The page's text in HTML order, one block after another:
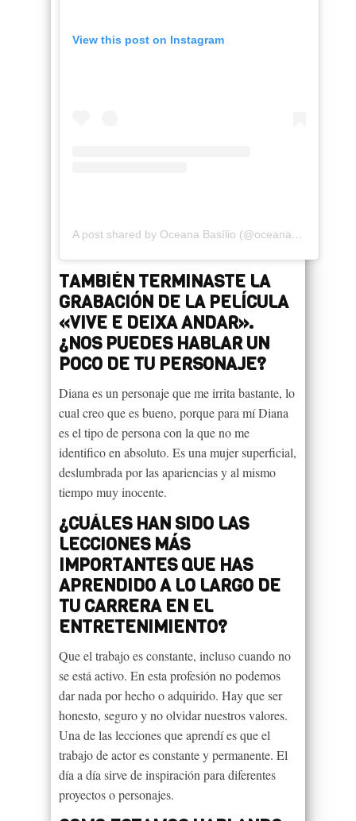
View this post on Instagram
A post shared by Oceana Basílio (@oceanabasilio)
TAMBIÉN TERMINASTE LA
GRABACIÓN DE LA PELÍCULA
«VIVE E DEIXA ANDAR».
¿NOS PUEDES HABLAR UN
POCO DE TU PERSONAJE?
Diana es un personaje que me irrita bastante, lo
cual creo que es bueno, porque para mí Diana
es el tipo de persona con la que no me
identifico en absoluto. Es una mujer superficial,
deslumbrada por las apariencias y al mismo
tiempo muy inocente.
¿CUÁLES HAN SIDO LAS
LECCIONES MÁS
IMPORTANTES QUE HAS
APRENDIDO A LO LARGO DE
TU CARRERA EN EL
ENTRETENIMIENTO?
Que el trabajo es constante, incluso cuando no
se está activo. En esta profesión no podemos
dar nada por hecho o adquirido. Hay que ser
honesto, seguro y no olvidar nuestros valores.
Una de las lecciones que aprendí es que el
trabajo de actor es constante y permanente. El
día a día sirve de inspiración para diferentes
proyectos o personajes.